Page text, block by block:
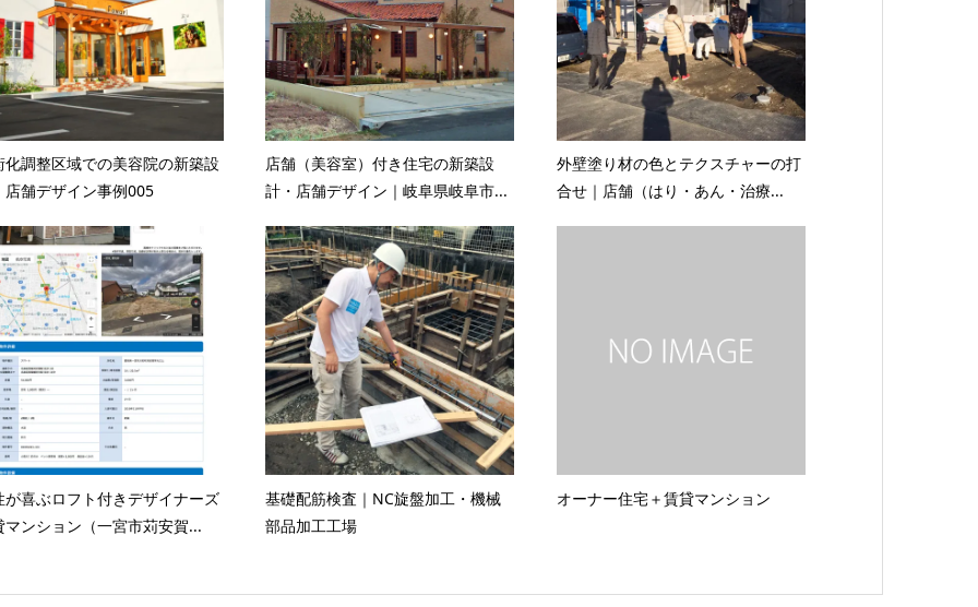
化調整区域での美容院の新築設
店舗デザイン事例005
店舗（美容室）付き住宅の新築設
計・店舗デザイン｜岐阜県岐阜市...
外壁塗り材の色とテクスチャーの打
合せ｜店舗（はり・あん・治療...
が喜ぶロフト付きデザイナーズ
マンション（一宮市苅安賀...
基礎配筋検査｜NC旋盤加工・機械
部品加工工場
オーナー住宅＋賃貸マンション